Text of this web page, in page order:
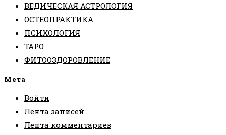
ВЕДИЧЕСКАЯ АСТРОЛОГИЯ
ОСТЕОПРАКТИКА
ПСИХОЛОГИЯ
ТАРО
ФИТООЗДОРОВЛЕНИЕ
Мета
Войти
Лента записей
Лента комментариев